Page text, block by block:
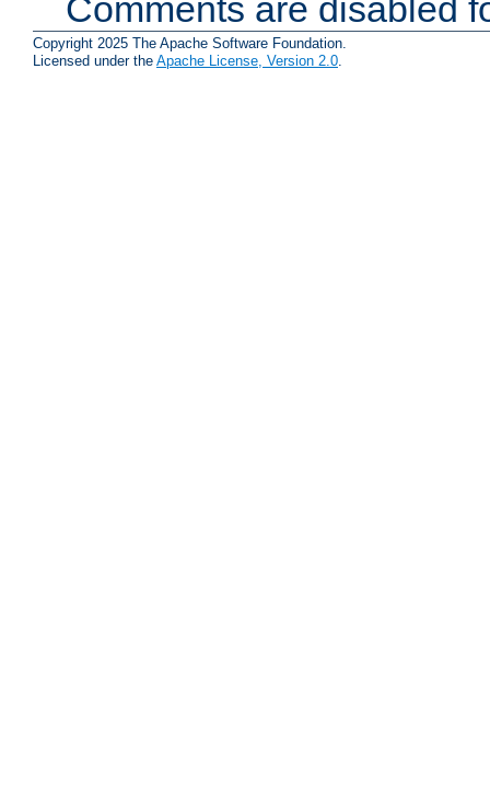
Comments are disabled
Copyright 2025 The Apache Software Foundation.
Licensed under the Apache License, Version 2.0